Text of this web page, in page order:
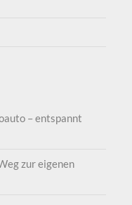
– entspannt
zur eigenen